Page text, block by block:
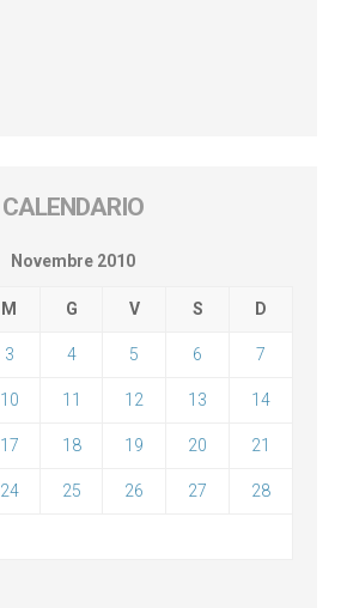
CALENDARIO
Novembre 2010
M G V S D
3 4 5 6 7
10 11 12 13 14
17 18 19 20 21
24 25 26 27 28